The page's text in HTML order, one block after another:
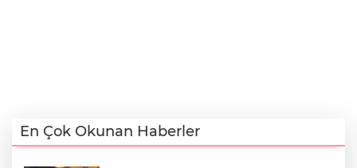
En Çok Okunan Haberler